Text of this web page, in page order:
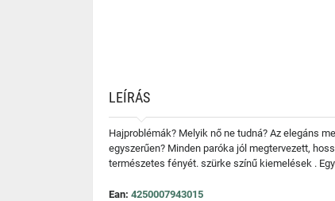
LEÍRÁS
Hajproblémák? Melyik nő ne tudná? Az elegáns
egyszerűen? Minden paróka jól megtervezett,
természetes fényét. szürke színű kiemelések .
Ean: 4250007943015